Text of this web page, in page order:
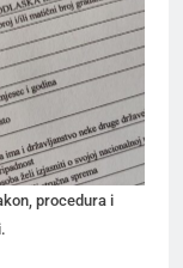
procedura i